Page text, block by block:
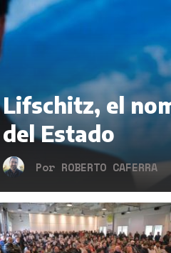
Lifschitz, el
del Estado
Por ROBERTO CAFERRA